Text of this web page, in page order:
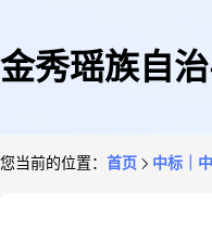
金秀瑶族自
您当前的位置： 首页 中标｜